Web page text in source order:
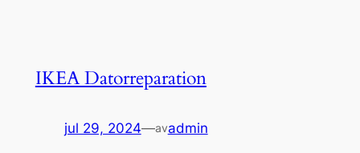
IKEA Datorreparation
jul 29, 2024—avadmin